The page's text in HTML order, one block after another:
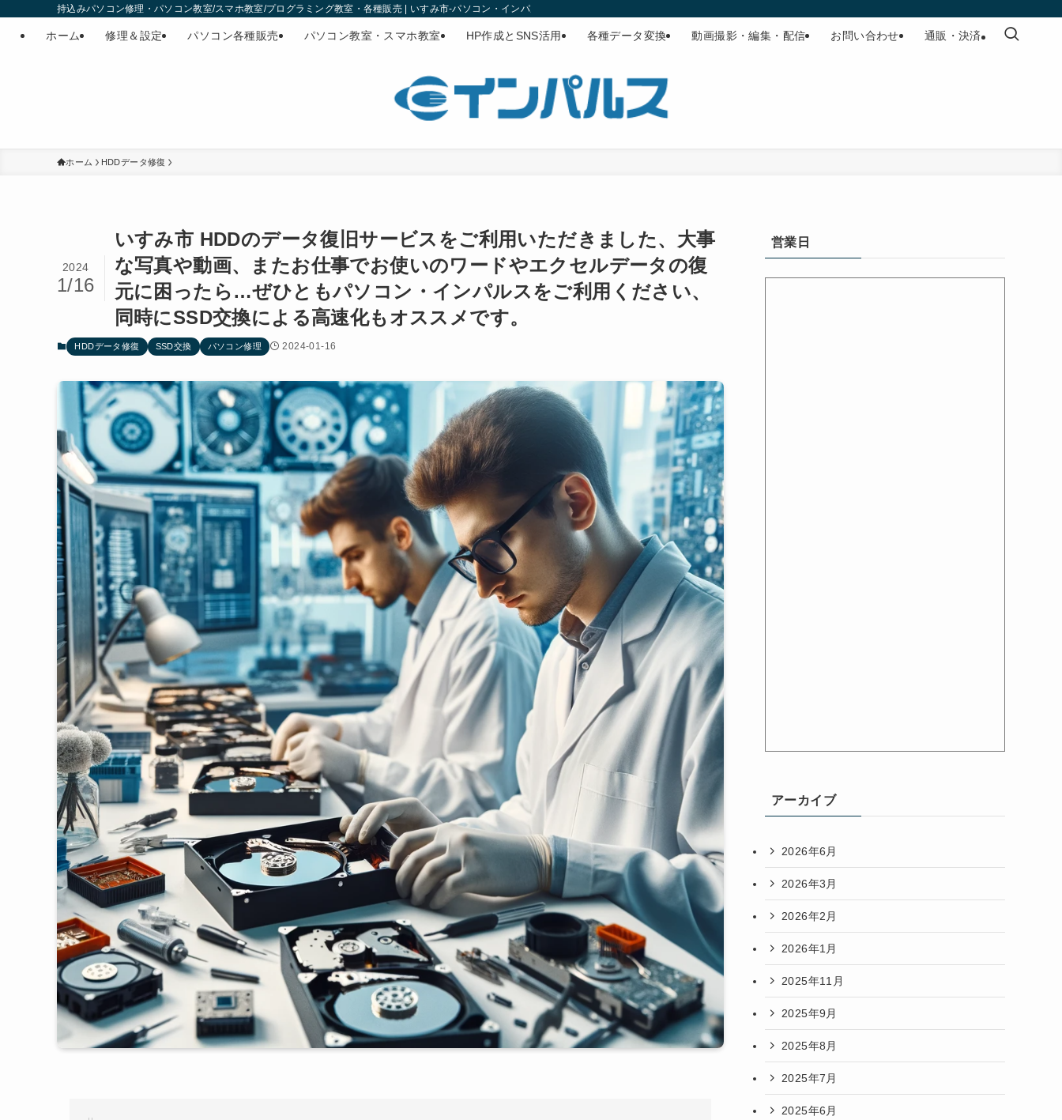
持込みパソコン修理・パソコン教室/スマホ教室/プログラミング教室・各種販売 | いすみ市-パソコン・インパルス
ホーム 修理＆設定 パソコン各種販売 パソコン教室・スマホ教室 HP作成とSNS活用 各種データ変換 動画撮影・編集・配信 お問い合わせ 通販・決済
ホーム HDDデータ修復
いすみ市 HDDのデータ復旧サービスをご利用いただきました、大事
な写真や動画、またお仕事でお使いのワードやエクセルデータの復
元に困ったら…ぜひともパソコン・インパルスをご利用ください、
同時にSSD交換による高速化もオススメです。
2024
1/16
HDDデータ修復 SSD交換 パソコン修理 2024-01-16
営業日
アーカイブ
2026年6月
2026年3月
2026年2月
2026年1月
2025年11月
2025年9月
2025年8月
2025年7月
2025年6月